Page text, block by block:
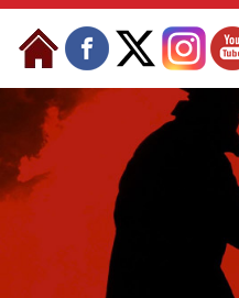
Μετάβαση στο περιεχόμενο